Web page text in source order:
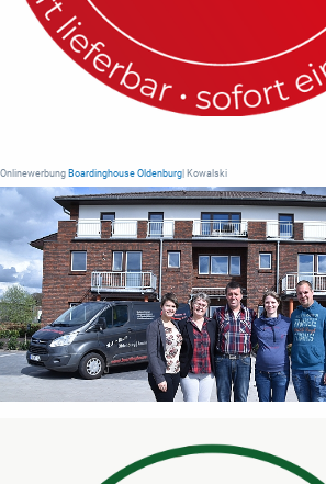
Onlinewerbung Boardinghouse Oldenburg | Kowalski